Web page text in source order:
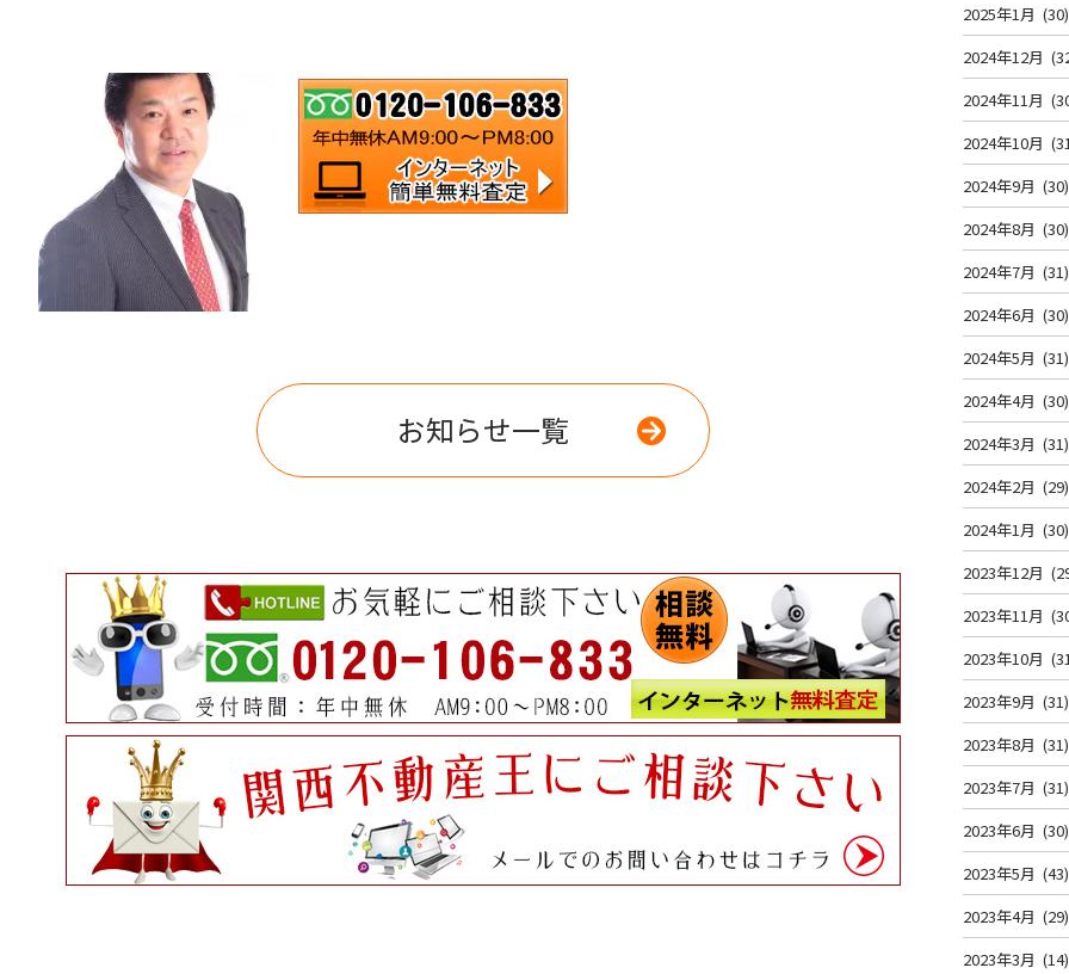
お知らせ一覧
2025年1月 (30)
2024年12月
2024年11月
2024年10月
2024年9月 (30)
2024年8月 (30)
2024年7月 (31)
2024年6月 (30)
2024年5月 (31)
2024年4月 (30)
2024年3月 (31)
2024年2月 (29)
2024年1月 (30)
2023年12月
2023年11月
2023年10月
2023年9月 (31)
2023年8月 (31)
2023年7月 (31)
2023年6月 (30)
2023年5月 (43)
2023年4月 (29)
2023年3月 (14)